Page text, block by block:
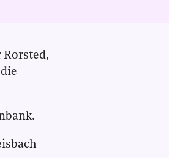
Rorsted,